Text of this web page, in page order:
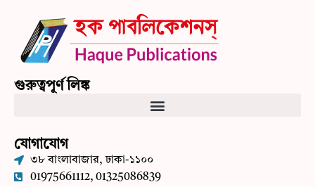
গুরুত্বপূর্ণ লিঙ্ক
যোগাযোগ
৩৮ বাংলাবাজার, ঢাকা-১১০০
01975661112, 01325086839